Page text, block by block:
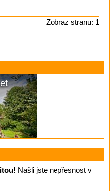
Zobraz stranu: 1
Našli jste nepřesnost v